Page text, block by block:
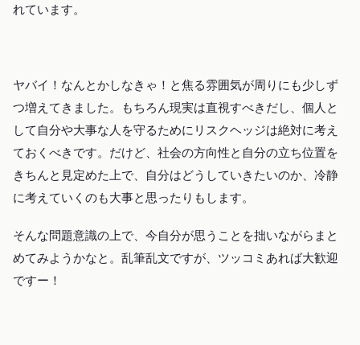
れています。
ヤバイ！なんとかしなきゃ！と焦る雰囲気が周りにも少しず
つ増えてきました。もちろん現実は直視すべきだし、個人と
して自分や大事な人を守るためにリスクヘッジは絶対に考え
ておくべきです。だけど、社会の方向性と自分の立ち位置を
きちんと見定めた上で、自分はどうしていきたいのか、冷静
に考えていくのも大事と思ったりもします。
そんな問題意識の上で、今自分が思うことを拙いながらまと
めてみようかなと。乱筆乱文ですが、ツッコミあれば大歓迎
ですー！